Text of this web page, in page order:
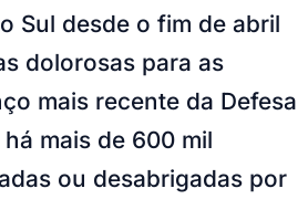
Sul desde o fim de abril
dolorosas para as
mais recente da Defesa
mais de 600 mil
ou desabrigadas por